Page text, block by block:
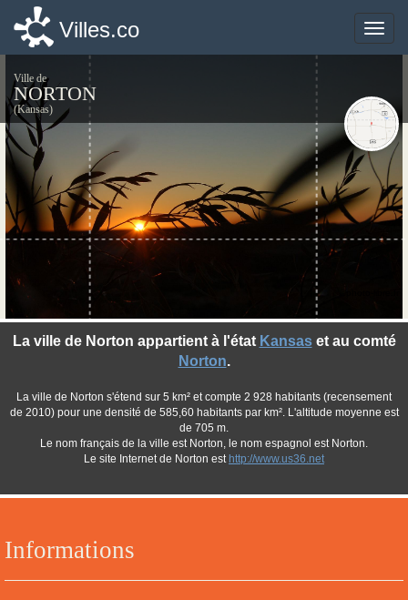
Toggle
Villes.co
Ville de
NORTON
(Kansas)
Informations
La ville de Norton appartient à l'état Kansaset au comté
Norton.
La ville de Norton s'étend sur 5 km² et compte 2 928 habitants (recensement
de 2010) pour une densité de 585,60 habitants par km². L'altitude moyenne est
de 705 m.
Le nom français de la ville est Norton, le nom espagnol est Norton.
Le site Internet de Norton est http://www.us36.net
Toggle
Villes.co